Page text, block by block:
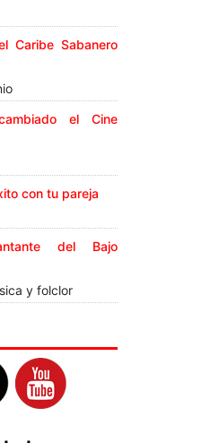
Caribe Sabanero
el Cine
con tu pareja
del Bajo
y folclor